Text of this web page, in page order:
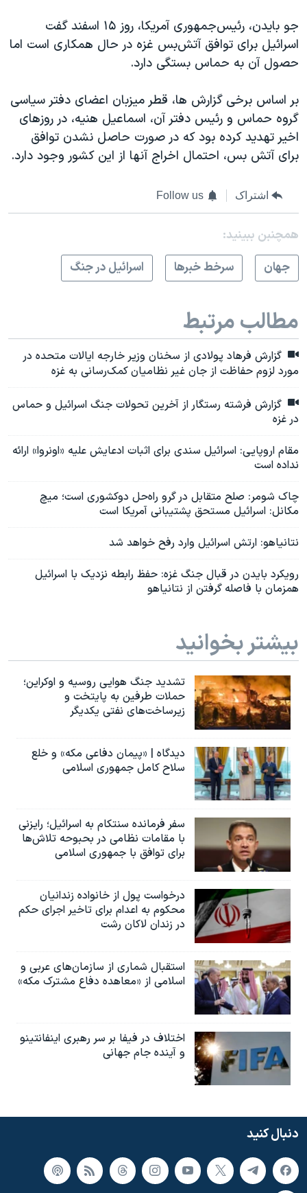
جو بایدن، رئیس‌جمهوری آمریکا، روز ۱۵ اسفند گفت
اسرائيل برای توافق آتش‌بس غزه در حال همکاری است اما
حصول آن به حماس بستگی دارد.
بر اساس برخی گزارش ها، قطر میزبان اعضای دفتر سیاسی
گروه حماس و رئيس دفتر آن، اسماعیل هنیه، در روزهای
اخیر تهدید کرده بود که در صورت حاصل نشدن توافق
برای آتش بس، احتمال اخراج آنها از این کشور وجود دارد.
اشتراک Follow us
همچنبن ببینید:
جهان
سرخط خبرها اسرائیل در جنگ
مطالب مرتبط
گزارش فرهاد پولادی از سخنان وزیر خارجه ایالات متحده در
مورد لزوم حفاظت از جان غیر نظامیان کمک‌رسانی به غزه
گزارش فرشته رستگار از آخرین تحولات جنگ اسرائیل و حماس
در غزه
مقام اروپایی: اسرائيل سندی برای اثبات ادعایش علیه «اونروا» ارائه
نداده است
چاک شومر: صلح متقابل در گرو راه‌حل دوکشوری است؛ میچ
مکانل: اسرائیل مستحق پشتیبانی آمریکا است
نتانیاهو: ارتش اسرائيل وارد رفح خواهد شد
رویکرد بایدن در قبال جنگ غزه: حفظ رابطه نزدیک با اسرائیل
همزمان با فاصله گرفتن از نتانیاهو
بیشتر بخوانید
تشدید جنگ هوایی روسیه و اوکراین؛
حملات طرفین به پایتخت‌ و
زیرساخت‌های نفتی یکدیگر
دیدگاه | «پیمان دفاعی مکه» و خلع
سلاح کامل جمهوری اسلامی
سفر فرمانده سنتکام به اسرائیل؛ رایزنی
با مقامات نظامی در بحبوحه تلاش‌ها
برای توافق با جمهوری اسلامی
درخواست پول از خانواده زندانیان
محکوم به‌ اعدام برای تاخیر اجرای حکم
در زندان لاکان رشت
استقبال شماری از سازمان‌های عربی و
اسلامی از «معاهده دفاع مشترک مکه»
اختلاف در فیفا بر سر رهبری اینفانتینو
و آینده جام جهانی
دنبال کنید